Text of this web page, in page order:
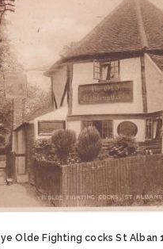
ye Olde Fighting cocks St Alban